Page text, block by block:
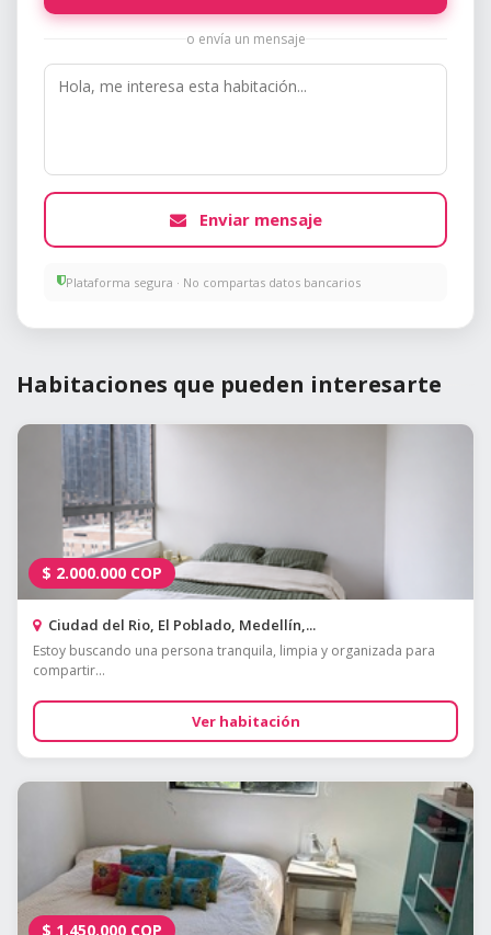
o envía un mensaje
Enviar mensaje
Plataforma segura · No compartas datos bancarios
Habitaciones que pueden interesarte
$ 2.000.000 COP
Ciudad del Rio, El Poblado, Medellín,...
Estoy buscando una persona tranquila, limpia y organizada para
compartir...
Ver habitación
$ 1.450.000 COP